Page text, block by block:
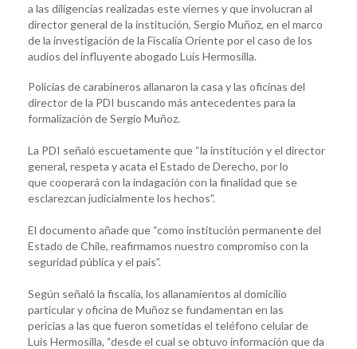
a las diligencias realizadas este viernes y que involucran al
director general de la institución, Sergio Muñoz, en el marco
de la investigación de la Fiscalía Oriente por el caso de los
audios del influyente abogado Luis Hermosilla.
Policías de carabineros allanaron la casa y las oficinas del
director de la PDI buscando más antecedentes para la
formalización de Sergio Muñoz.
La PDI señaló escuetamente que “la institución y el director
general, respeta y acata el Estado de Derecho, por lo
que cooperará con la indagación con la finalidad que se
esclarezcan judicialmente los hechos”.
El documento añade que “como institución permanente del
Estado de Chile, reafirmamos nuestro compromiso con la
seguridad pública y el país”.
Según señaló la fiscalía, los allanamientos al domicilio
particular y oficina de Muñoz se fundamentan en las
pericias a las que fueron sometidas el teléfono celular de
Luis Hermosilla, “desde el cual se obtuvo información que da